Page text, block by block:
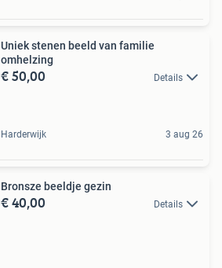
Uniek stenen beeld van familie
omhelzing
€ 50,00 Details
Harderwijk 3 aug 26
Bronsze beeldje gezin
€ 40,00 Details